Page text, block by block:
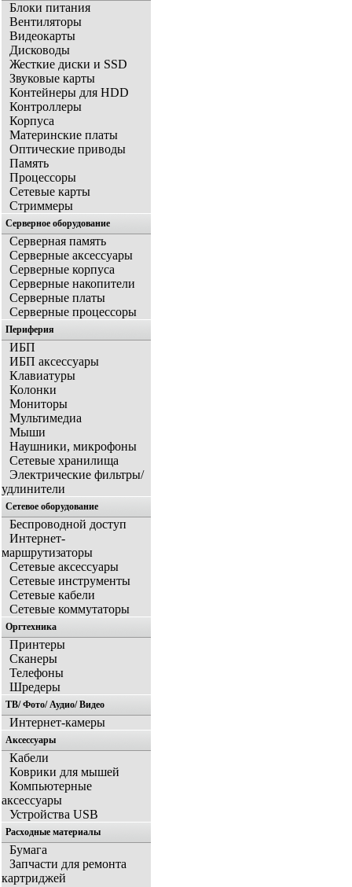
Блоки питания
Вентиляторы
Видеокарты
Дисководы
Жесткие диски и SSD
Звуковые карты
Контейнеры для HDD
Контроллеры
Корпуса
Материнские платы
Оптические приводы
Память
Процессоры
Сетевые карты
Стриммеры
Серверное оборудование
Серверная память
Серверные аксессуары
Серверные корпуса
Серверные накопители
Серверные платы
Серверные процессоры
Периферия
ИБП
ИБП аксессуары
Клавиатуры
Колонки
Мониторы
Мультимедиа
Мыши
Наушники, микрофоны
Сетевые хранилища
Электрические фильтры/
удлинители
Сетевое оборудование
Беспроводной доступ
Интернет-
маршрутизаторы
Сетевые аксессуары
Сетевые инструменты
Сетевые кабели
Сетевые коммутаторы
Оргтехника
Принтеры
Сканеры
Телефоны
Шредеры
ТВ/ Фото/ Аудио/ Видео
Интернет-камеры
Аксессуары
Кабели
Коврики для мышей
Компьютерные
аксессуары
Устройства USB
Расходные материалы
Бумага
Запчасти для ремонта
картриджей